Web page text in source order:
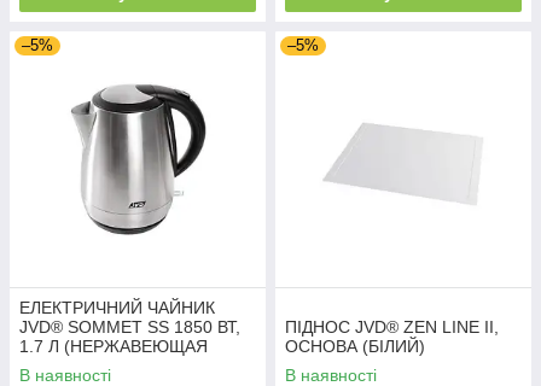
–5%
ЕЛЕКТРИЧНИЙ ЧАЙНИК
JVD® SOMMET SS 1850 ВТ,
1.7 Л (НЕРЖАВЕЮЩАЯ
СТАЛЬ, матові)
В наявності
–5%
ПІДНОС JVD® ZEN LINE II,
ОСНОВА (БІЛИЙ)
В наявності